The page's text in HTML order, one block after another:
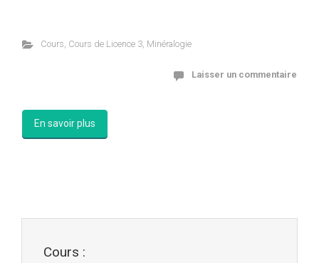
Cours, Cours de Licence 3, Minéralogie
Laisser un commentaire
En savoir plus
Cours :